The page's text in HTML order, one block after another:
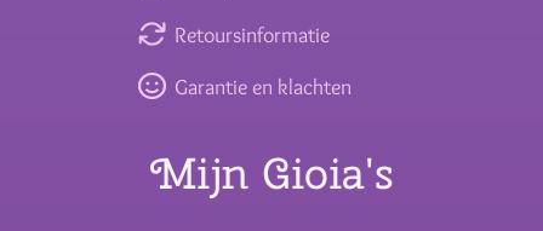
Retoursinformatie
Garantie en klachten
Mijn Gioia's